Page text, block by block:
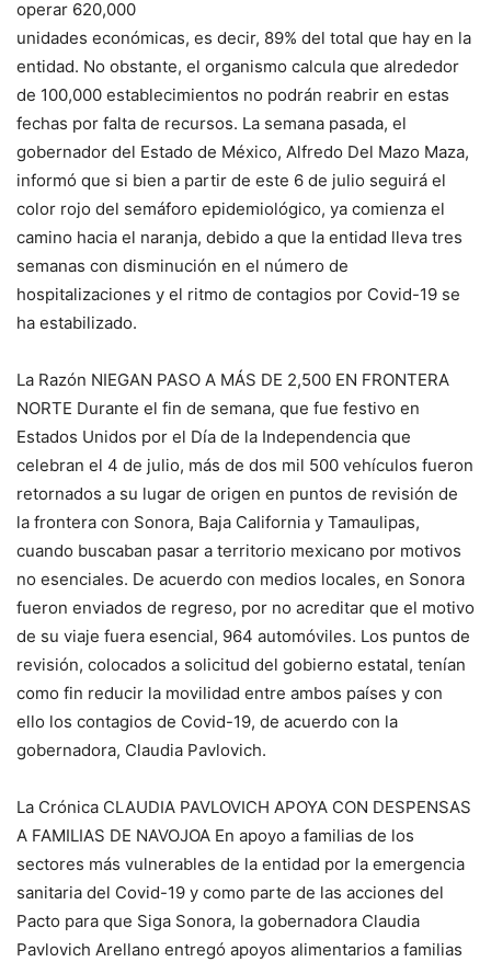
operar 620,000
unidades económicas, es decir, 89% del total que hay en la
entidad. No obstante, el organismo calcula que alrededor
de 100,000 establecimientos no podrán reabrir en estas
fechas por falta de recursos. La semana pasada, el
gobernador del Estado de México, Alfredo Del Mazo Maza,
informó que si bien a partir de este 6 de julio seguirá el
color rojo del semáforo epidemiológico, ya comienza el
camino hacia el naranja, debido a que la entidad lleva tres
semanas con disminución en el número de
hospitalizaciones y el ritmo de contagios por Covid-19 se
ha estabilizado.
La Razón NIEGAN PASO A MÁS DE 2,500 EN FRONTERA
NORTE Durante el fin de semana, que fue festivo en
Estados Unidos por el Día de la Independencia que
celebran el 4 de julio, más de dos mil 500 vehículos fueron
retornados a su lugar de origen en puntos de revisión de
la frontera con Sonora, Baja California y Tamaulipas,
cuando buscaban pasar a territorio mexicano por motivos
no esenciales. De acuerdo con medios locales, en Sonora
fueron enviados de regreso, por no acreditar que el motivo
de su viaje fuera esencial, 964 automóviles. Los puntos de
revisión, colocados a solicitud del gobierno estatal, tenían
como fin reducir la movilidad entre ambos países y con
ello los contagios de Covid-19, de acuerdo con la
gobernadora, Claudia Pavlovich.
La Crónica CLAUDIA PAVLOVICH APOYA CON DESPENSAS
A FAMILIAS DE NAVOJOA En apoyo a familias de los
sectores más vulnerables de la entidad por la emergencia
sanitaria del Covid-19 y como parte de las acciones del
Pacto para que Siga Sonora, la gobernadora Claudia
Pavlovich Arellano entregó apoyos alimentarios a familias